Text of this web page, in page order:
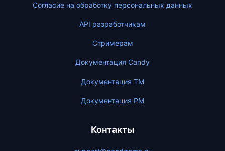
Согласие на обработку персональных данных
API разработчикам
Стримерам
Документация Candy
Документация ТМ
Документация PM
Контакты